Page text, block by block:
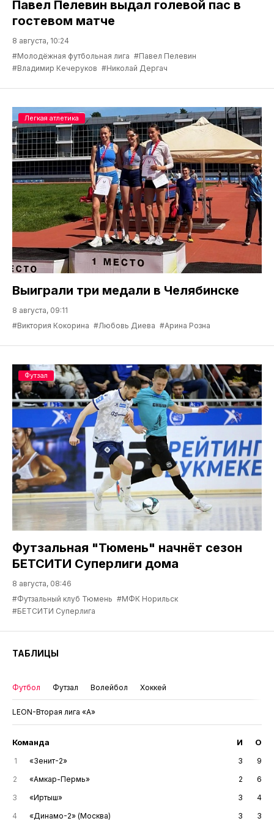
Павел Пелевин выдал голевой пас в
гостевом матче
8 августа, 10:24
#Молодёжная футбольная лига #Павел Пелевин
#Владимир Кечеруков #Николай Дергач
Выиграли три медали в Челябинске
8 августа, 09:11
#Виктория Кокорина #Любовь Диева #Арина Розна
Легкая атлетика
Футзальная "Тюмень" начнёт сезон
БЕТСИТИ Суперлиги дома
8 августа, 08:46
#Футзальный клуб Тюмень #МФК Норильск
#БЕТСИТИ Суперлига
Футзал
ТАБЛИЦЫ
Футбол Футзал Волейбол Хоккей
LEON-Вторая лига «А»
Команда И О
1 «Зенит-2» 3
9
2
«Амкар-Пермь» 2
6
3
«Иртыш» 3
4
4
«Динамо-2» (Москва) 3
3